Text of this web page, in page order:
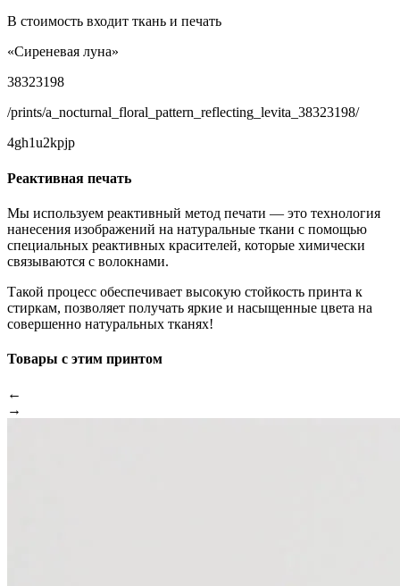
В стоимость входит ткань и печать
«Сиреневая луна»
38323198
/prints/a_nocturnal_floral_pattern_reflecting_levita_38323198/
4gh1u2kpjp
Реактивная печать
Мы используем реактивный метод печати — это технология
нанесения изображений на натуральные ткани с помощью
специальных реактивных красителей, которые химически
связываются с волокнами.
Такой процесс обеспечивает высокую стойкость принта к
стиркам, позволяет получать яркие и насыщенные цвета на
совершенно натуральных тканях!
Товары с этим принтом
←
→